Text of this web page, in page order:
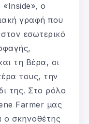
ο
γραφή που
εσωτερικό
τη Βέρα, οι
τους, την
της. Στο ρόλο
Farmer μας
ο σκηνοθέτης